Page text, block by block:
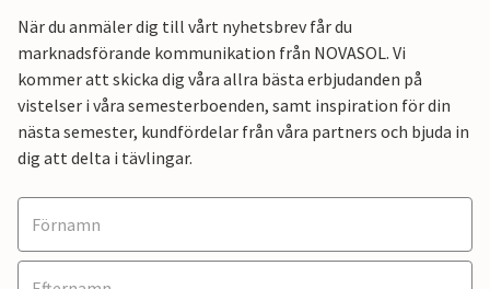
När du anmäler dig till vårt nyhetsbrev får du
marknadsförande kommunikation från NOVASOL. Vi
kommer att skicka dig våra allra bästa erbjudanden på
vistelser i våra semesterboenden, samt inspiration för din
nästa semester, kundfördelar från våra partners och bjuda in
dig att delta i tävlingar.